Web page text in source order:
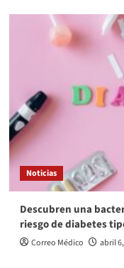
Noticias
Descubren una
riesgo de diabetes
Correo Médico abril